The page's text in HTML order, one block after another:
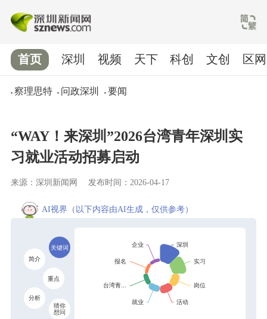
首页
察理思特 问政深圳 要闻
深圳 视频 天下 科创 文创 区网
“WAY！来深圳”2026台湾青年深圳实
习就业活动招募启动
来源：深圳新闻网 发布时间：2026-04-17
AI视界 （以下内容由AI生成，仅供参考）
关键词
简介
重点
分析
猜你
想问